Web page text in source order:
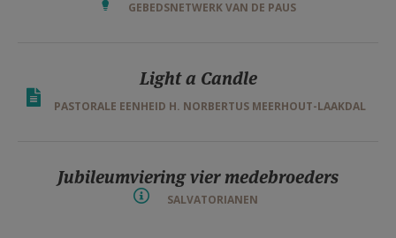
GEBEDSNETWERK VAN DE PAUS
Light a Candle
PASTORALE EENHEID H. NORBERTUS MEERHOUT-LAAKDAL
Jubileumviering vier medebroeders
SALVATORIANEN